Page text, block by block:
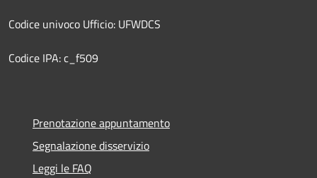
Codice univoco Ufficio: UFWDCS
Codice IPA: c_f509
Prenotazione appuntamento
Segnalazione disservizio
Leggi le FAQ